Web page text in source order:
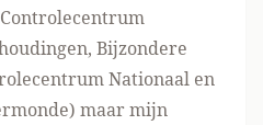
Bijzondere
Nationaal en
maar mijn